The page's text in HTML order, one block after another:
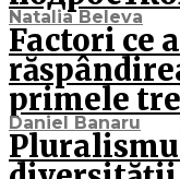
Natalia Beleva
Factori ce
primele
Daniel Banaru